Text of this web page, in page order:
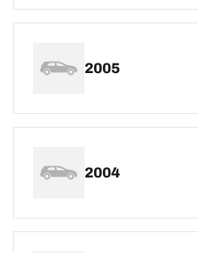
2005
2004